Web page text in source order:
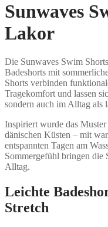
Sunwaves
Lakor
Die Sunwaves Swim
Badeshorts mit
Shorts verbinden
Tragekomfort und lassen
sondern auch im Alltag als
Inspiriert wurde das
dänischen Küsten – mit
entspannten Tagen am
Sommergefühl bringen die
Alltag.
Leichte
Stretch